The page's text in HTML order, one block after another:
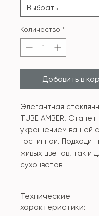
Количество *
Добавить в
Элегантная
TUBE AMBER.
украшением вашей
гостинной. Подходит
живых цветов, так и
сухоцветов
Технические
характеристики: